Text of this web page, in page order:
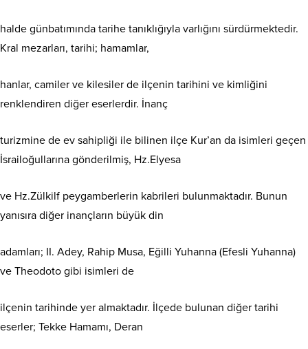
halde günbatımında tarihe tanıklığıyla varlığını sürdürmektedir.
Kral mezarları, tarihi; hamamlar,
hanlar, camiler ve kilesiler de ilçenin tarihini ve kimliğini
renklendiren diğer eserlerdir. İnanç
turizmine de ev sahipliği ile bilinen ilçe Kur’an da isimleri geçen
İsrailoğullarına gönderilmiş, Hz.Elyesa
ve Hz.Zülkilf peygamberlerin kabrileri bulunmaktadır. Bunun
yanısıra diğer inançların büyük din
adamları; II. Adey, Rahip Musa, Eğilli Yuhanna (Efesli Yuhanna)
ve Theodoto gibi isimleri de
ilçenin tarihinde yer almaktadır. İlçede bulunan diğer tarihi
eserler; Tekke Hamamı, Deran